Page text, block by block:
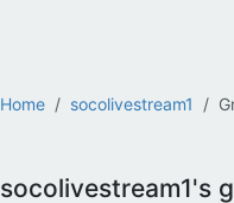
Home socolivestream1
socolivestream1's